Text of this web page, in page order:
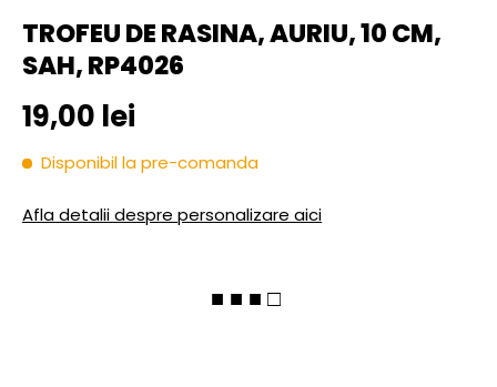
TROFEU DE RASINA, AURIU, 10 CM,
SAH, RP4026
Pret initial
19,00 lei
Disponibil la pre-comanda
Afla detalii despre personalizare aici
■ ■ ■ □